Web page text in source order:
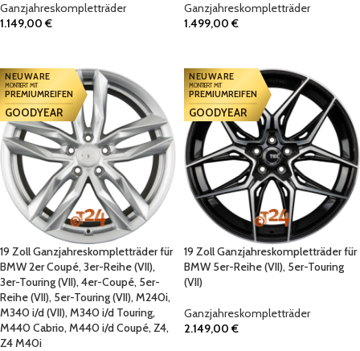
Ganzjahreskompletträder
1.149,00€
Ganzjahreskompletträder
1.499,00€
NEUWARE
MONTIERT MIT
PREMIUMREIFEN
GOODYEAR
19 Zoll Ganzjahreskompletträder für
BMW 2er Coupé, 3er-Reihe (VII),
3er-Touring (VII), 4er-Coupé, 5er-
Reihe (VII), 5er-Touring (VII), M240i,
M340 i/d (VII), M340 i/d Touring,
M440 Cabrio, M440 i/d Coupé, Z4,
Z4 M40i
NEUWARE
MONTIERT MIT
PREMIUMREIFEN
GOODYEAR
19 Zoll Ganzjahreskompletträder für
BMW 5er-Reihe (VII), 5er-Touring
(VII)
Ganzjahreskompletträder
2.149,00€